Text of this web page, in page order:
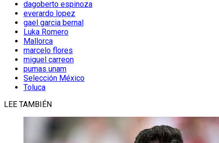
dagoberto espinoza
everardo lopez
gael garcia bernal
Luka Romero
Mallorca
marcelo flores
miguel carreon
pumas unam
Selección México
Toluca
LEE TAMBIÉN